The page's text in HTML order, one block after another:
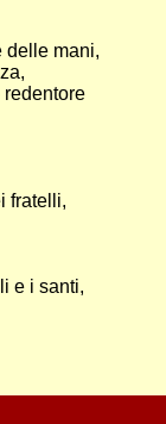
delle mani,
fratelli,
e i santi,